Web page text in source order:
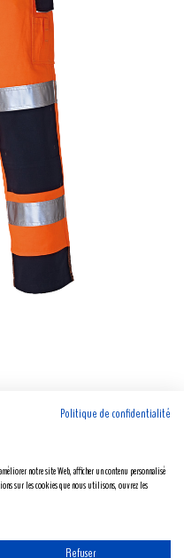
Politique de confidentialité
notre site Web, afficher un contenu personnalisé
sur les cookies que nous utilisons, ouvrez les
Refuser